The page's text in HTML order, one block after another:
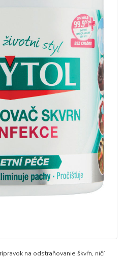
na odstraňovanie škvŕn, ničí